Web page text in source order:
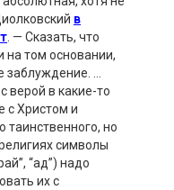
в
. — Сказать, что
на том основании,
заблуждение. …
верой в какие-то
с Христом и
таинственного, но
символы
“ад”) надо
их с